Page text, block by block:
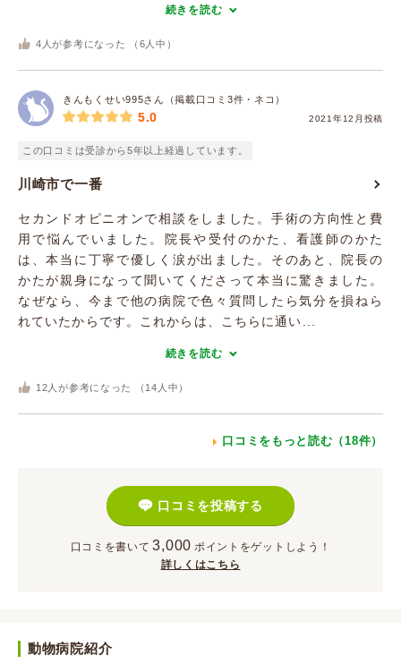
続きを読む
4 人が参考になった （ 6 人中）
きんもくせい995さん（掲載口コミ3件・ネコ）
2021年12月投稿
5.0
この口コミは受診から5年以上経過しています。
川崎市で一番
セカンドオピニオンで相談をしました。手術の方向性と費
用で悩んでいました。院長や受付のかた、看護師のかた
は、本当に丁寧で優しく涙が出ました。そのあと、院長の
かたが親身になって聞いてくださって本当に驚きました。
なぜなら、今まで他の病院で色々質問したら気分を損ねら
れていたからです。これからは、こちらに通い...
続きを読む
12 人が参考になった （ 14 人中）
口コミをもっと読む（18件）
口コミを投稿する
口コミを書いて 3,000 ポイント をゲットしよう！
詳しくはこちら
動物病院紹介